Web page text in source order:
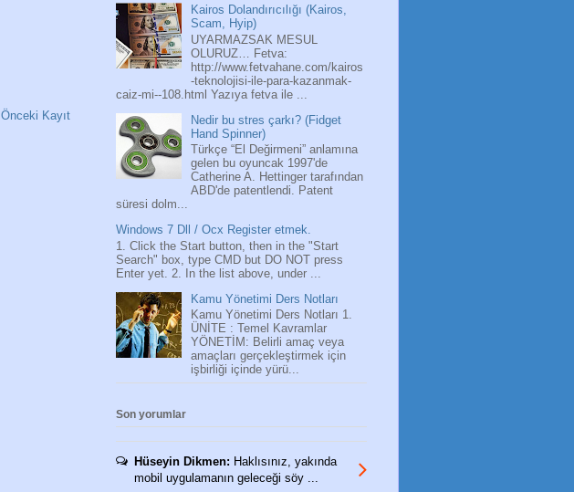
Önceki Kayıt
Kairos Dolandırıcılığı (Kairos,
Scam, Hyip)
UYARMAZSAK MESUL
OLURUZ… Fetva:
http://www.fetvahane.com/kairos
-teknolojisi-ile-para-kazanmak-
caiz-mi--108.html Yazıya fetva ile ...
Nedir bu stres çarkı? (Fidget
Hand Spinner)
Türkçe “El Değirmeni” anlamına
gelen bu oyuncak 1997'de
Catherine A. Hettinger tarafından
ABD'de patentlendi. Patent
süresi dolm...
Windows 7 Dll / Ocx Register etmek.
1. Click the Start button, then in the "Start
Search" box, type CMD but DO NOT press
Enter yet. 2. In the list above, under ...
Kamu Yönetimi Ders Notları
Kamu Yönetimi Ders Notları 1.
ÜNİTE : Temel Kavramlar
YÖNETİM: Belirli amaç veya
amaçları gerçekleştirmek için
işbirliği içinde yürü...
Son yorumlar
Hüseyin Dikmen: Haklısınız, yakında
mobil uygulamanın geleceği söy ...